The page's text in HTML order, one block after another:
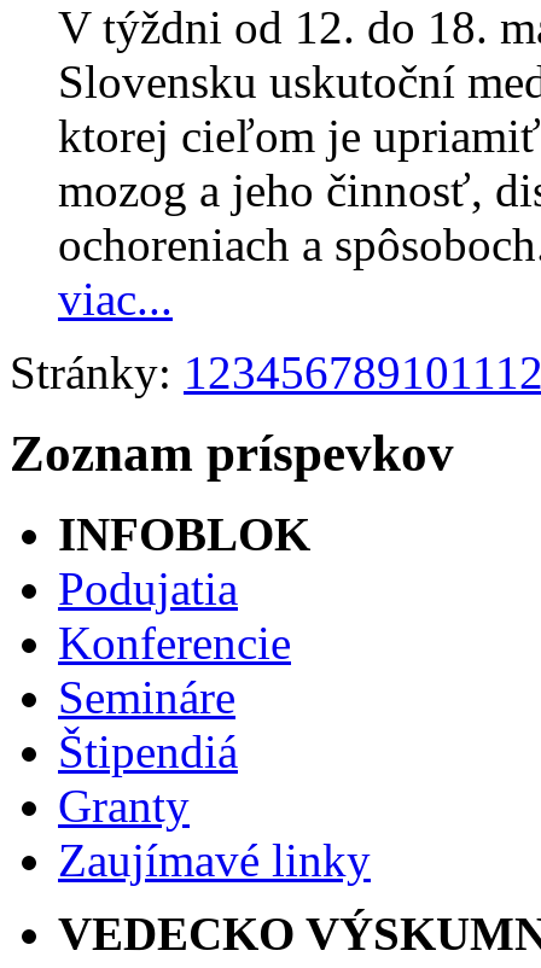
V týždni od 12. do 18.
Slovensku uskutoční
ktorej cieľom je
mozog a jeho činnosť,
ochoreniach a
viac...
Stránky: 1234567891011
Zoznam príspevkov
INFOBLOK
Podujatia
Konferencie
Semináre
Štipendiá
Granty
Zaujímavé linky
VEDECKO